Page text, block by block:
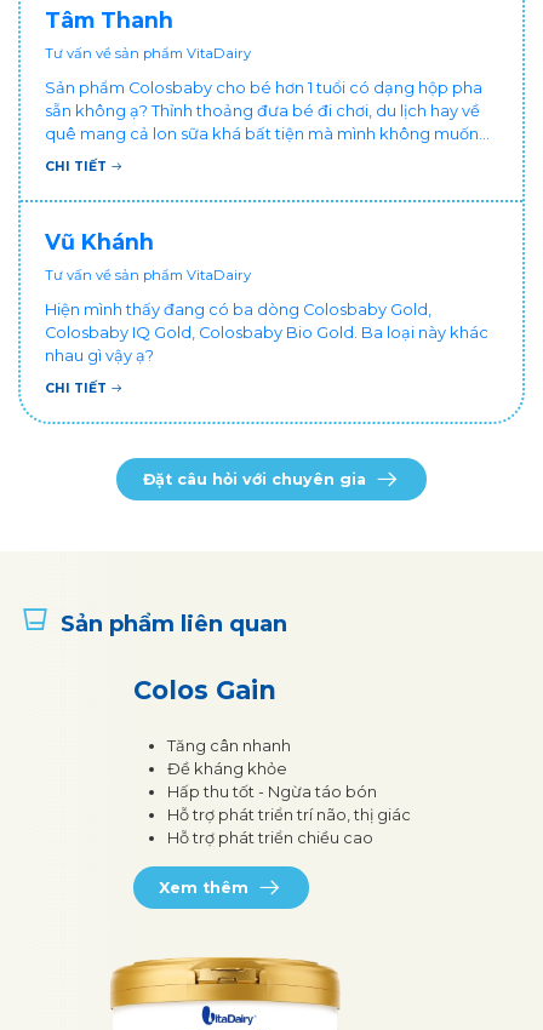
Tâm Thanh
Tư vấn về sản phẩm VitaDairy
Sản phẩm Colosbaby cho bé hơn 1 tuổi có dạng hộp pha
sẵn không ạ? Thỉnh thoảng đưa bé đi chơi, du lịch hay về
quê mang cả lon sữa khá bất tiện mà mình không muốn
đổi cho bé dùng sữa tươi hộp khác sợ bé nạ sữa ảnh
CHI TIẾT
Vũ Khánh
Tư vấn về sản phẩm VitaDairy
Hiện mình thấy đang có ba dòng Colosbaby Gold,
Colosbaby IQ Gold, Colosbaby Bio Gold. Ba loại này khác
nhau gì vậy ạ?
CHI TIẾT
Đặt câu hỏi với chuyên gia
Sản phẩm liên quan
Colos Gain
Tăng cân nhanh
Đề kháng khỏe
Hấp thu tốt - Ngừa táo bón
Hỗ trợ phát triển trí não, thị giác
Hỗ trợ phát triển chiều cao
Xem thêm